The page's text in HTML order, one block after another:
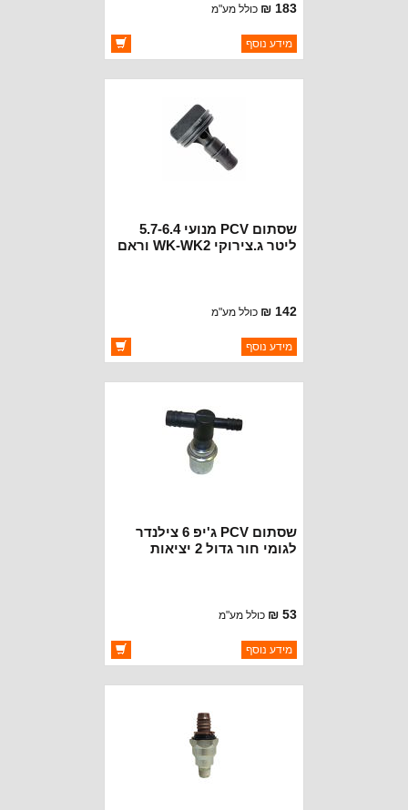
183 ₪ כולל מע"מ
ברקוד: 4666042AC
יצרן:MOPAR CHRYSLER
מידע נוסף
שסתום PCV מנועי 5.7-6.4
ליטר ג.צירוקי WK-WK2 וראם
142 ₪ כולל מע"מ
ברקוד: 53032940AB
יצרן:CROWN AUTOMOTIVE
מידע נוסף
שסתום PCV ג'יפ 6 צילנדר
לגומי חור גדול 2 יציאות
53 ₪ כולל מע"מ
ברקוד: 3241629
יצרן:CROWN AUTOMOTIVE
מידע נוסף